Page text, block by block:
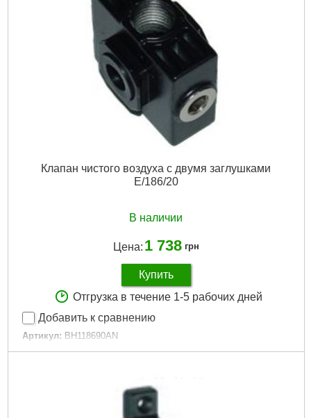
Клапан чистого воздуха с двумя заглушками
E/186/20
В наличии
Цена: 1 738 грн
Купить
Отгрузка в течение 1-5 рабочих дней
Добавить к сравнению
Артикул: BH118690AN
Код товара: 25.15.62
Подробнее...